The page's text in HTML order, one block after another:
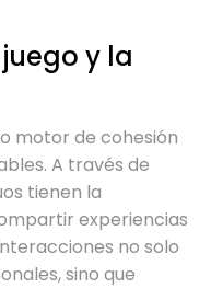
y la
motor de cohesión
A través de
tienen la
experiencias
no solo
sino que